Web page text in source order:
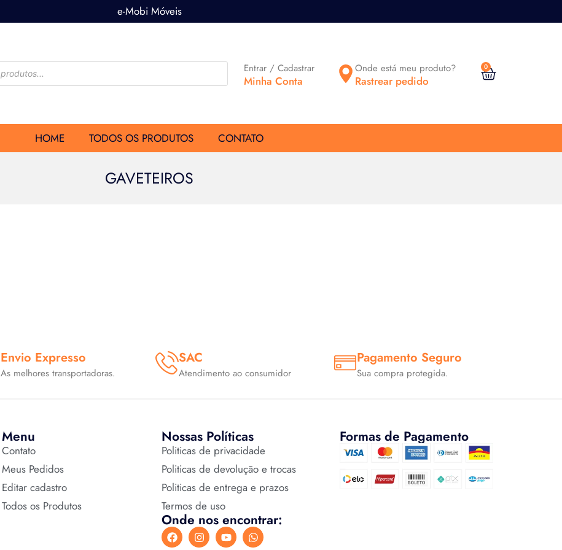
e-Mobi Móveis
Entrar / Cadastrar
Minha Conta
Onde está meu produto?
Rastrear pedido
0
HOME TODOS OS PRODUTOS CONTATO
GAVETEIROS
Envio Expresso
As melhores transportadoras.
SAC
Atendimento ao consumidor
Pagamento Seguro
Sua compra protegida.
Menu
Contato
Meus Pedidos
Editar cadastro
Todos os Produtos
Nossas Políticas
Politicas de privacidade
Politicas de devolução e trocas
Politicas de entrega e prazos
Termos de uso
Onde nos encontrar:
Formas de Pagamento